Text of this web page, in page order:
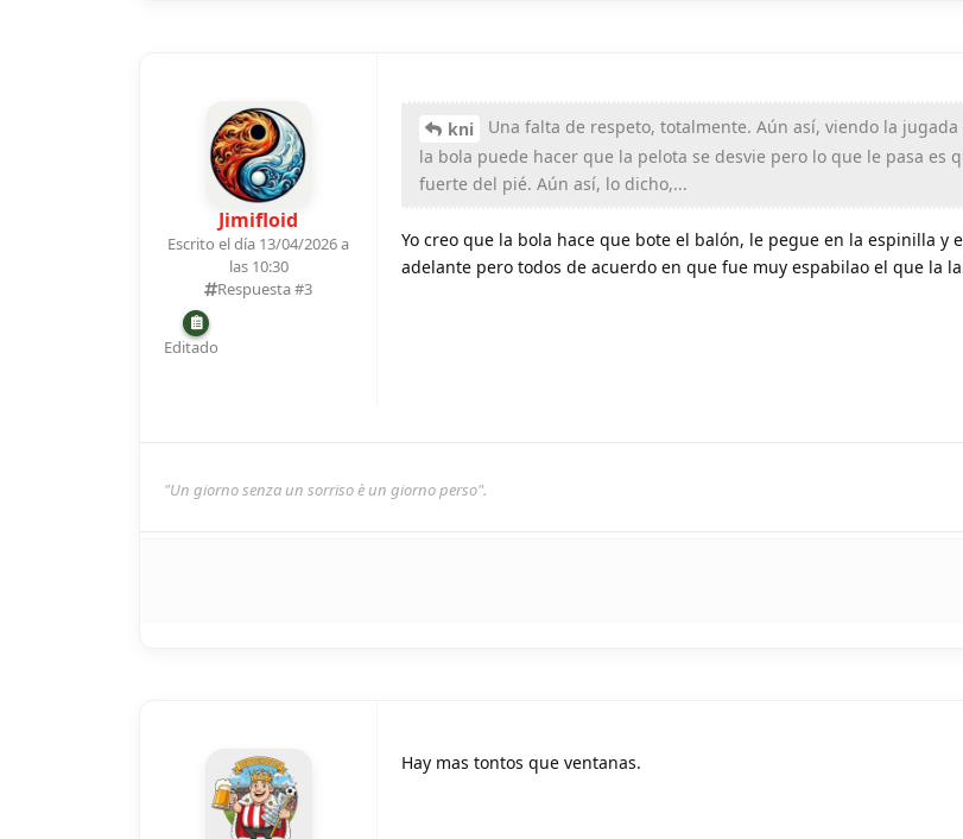
Jimifloid
Escrito el día 13/04/2026 a
las 10:30
Respuesta #3
Editado
kni
Una falta de respeto, totalmente. Aún así, viendo la
la bola puede hacer que la pelota se desvie pero lo que le pasa es
fuerte del pié. Aún así, lo dicho,...
Yo creo que la bola hace que bote el balón, le pegue en la espinilla y
adelante pero todos de acuerdo en que fue muy espabilao el que la
"Un giorno senza un sorriso è un giorno perso".
Hay mas tontos que ventanas.